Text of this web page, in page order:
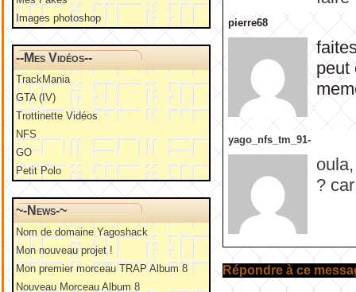
Images photoshop
--Mes Vidéos--
TrackMania
GTA (IV)
Trottinette Vidéos
NFS
GO
Petit Polo
~-News-~
Nom de domaine Yagoshack
Mon nouveau projet !
Mon premier morceau TRAP Album 8
Nouveau Morceau Album 8
pierre68
peut
yago_nfs_tm_91-
?
Répondre à ce